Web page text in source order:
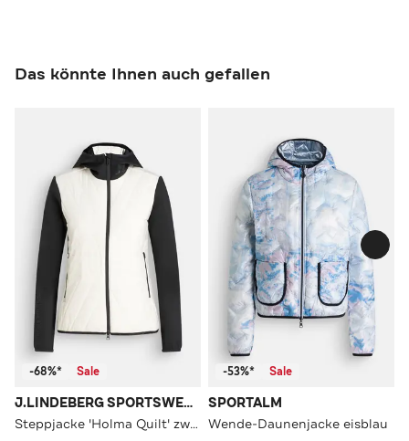
Das könnte Ihnen auch gefallen
-68%* Sale
J.LINDEBERG SPORTSWEAR
Steppjacke 'Holma Quilt' zweifarbig
-53%* Sale
SPORTALM
Wende-Daunenjacke eisblau